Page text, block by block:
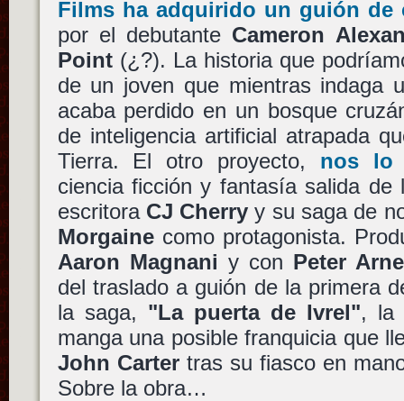
Films ha adquirido un guión de
por el debutante Cameron
Point(¿?). La historia que
de un joven que mientras indaga
acaba perdido en un bosque
de inteligencia artificial atrapada
Tierra. El otro proyecto, nos lo
ciencia ficción y fantasía salida
escritora CJ Cherry y su saga de
Morgainecomo protagonista.
Aaron Magnani y con Peter
del traslado a guión de la primera
la saga, "La puerta de Ivrel", la
manga una posible franquicia que
John Cartertras su fiasco en
Sobre la obra…